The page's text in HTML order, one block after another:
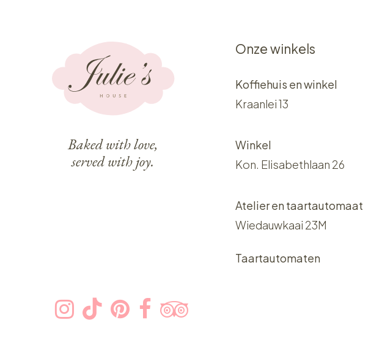
Baked with love,
served with joy.
Onze winkels
Koffiehuis en winkel
Kraanlei 13
Winkel
Kon. Elisabethlaan 26
Atelier en taartautomaat
Wiedauwkaai 23M
Taartautomaten